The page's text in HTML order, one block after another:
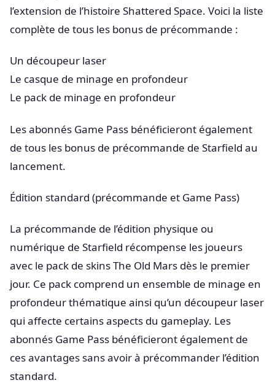
l’extension de l’histoire Shattered Space. Voici la liste
complète de tous les bonus de précommande :
Un découpeur laser
Le casque de minage en profondeur
Le pack de minage en profondeur
Les abonnés Game Pass bénéficieront également
de tous les bonus de précommande de Starfield au
lancement.
Édition standard (précommande et Game Pass)
La précommande de l’édition physique ou
numérique de Starfield récompense les joueurs
avec le pack de skins The Old Mars dès le premier
jour. Ce pack comprend un ensemble de minage en
profondeur thématique ainsi qu’un découpeur laser
qui affecte certains aspects du gameplay. Les
abonnés Game Pass bénéficieront également de
ces avantages sans avoir à précommander l’édition
standard.